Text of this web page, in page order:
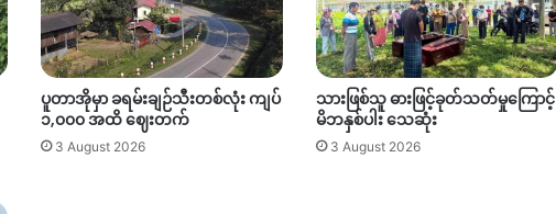
ပူတာအိုမှာ ခရမ်းချဉ်သီးတစ်လုံး ကျပ်
၁,၀၀၀ အထိ ဈေးတက်
3 August 2026
သားဖြစ်သူ ဓားဖြင့်ခုတ်သတ်မှုကြောင့်
မိဘနှစ်ပါး သေဆုံး
3 August 2026